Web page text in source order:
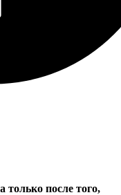
только после того,